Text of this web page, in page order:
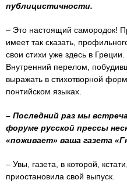
публицистичности.
– Это настоящий самородок!
имеет так сказать,
свои стихи уже здесь в
Внутренний перелом,
выражать в стихотворной
понтийском языках.
– Последний раз мы
форуме русской прессы
«поживает» ваша газета
– Увы, газета, в которой,
приостановила свой выпуск.